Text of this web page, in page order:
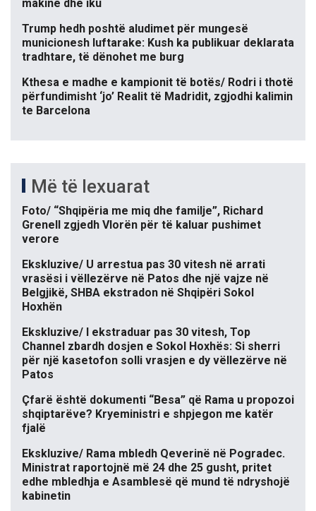
makinë dhe iku
Trump hedh poshtë aludimet për mungesë
municionesh luftarake: Kush ka publikuar deklarata
tradhtare, të dënohet me burg
Kthesa e madhe e kampionit të botës/ Rodri i thotë
përfundimisht ‘jo’ Realit të Madridit, zgjodhi kalimin
te Barcelona
Më të lexuarat
Foto/ “Shqipëria me miq dhe familje”, Richard
Grenell zgjedh Vlorën për të kaluar pushimet
verore
Ekskluzive/ U arrestua pas 30 vitesh në arrati
vrasësi i vëllezërve në Patos dhe një vajze në
Belgjikë, SHBA ekstradon në Shqipëri Sokol
Hoxhën
Ekskluzive/ I ekstraduar pas 30 vitesh, Top
Channel zbardh dosjen e Sokol Hoxhës: Si sherri
për një kasetofon solli vrasjen e dy vëllezërve në
Patos
Çfarë është dokumenti “Besa” që Rama u propozoi
shqiptarëve? Kryeministri e shpjegon me katër
fjalë
Ekskluzive/ Rama mbledh Qeverinë në Pogradec.
Ministrat raportojnë më 24 dhe 25 gusht, pritet
edhe mbledhja e Asamblesë që mund të ndryshojë
kabinetin